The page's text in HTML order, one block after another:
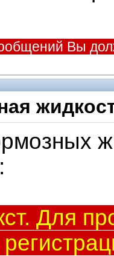
Вы
Для